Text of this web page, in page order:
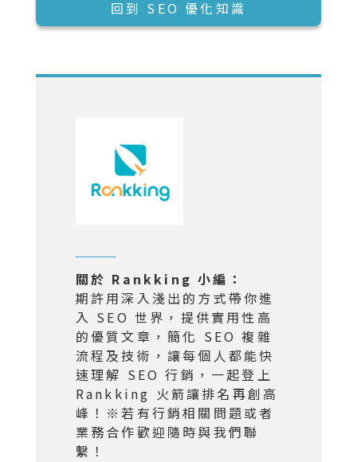
回到 SEO 優化知識
關於 Rankking 小編：
期許用深入淺出的方式帶你進
入 SEO 世界，提供實用性高
的優質文章，簡化 SEO 複雜
流程及技術，讓每個人都能快
速理解 SEO 行銷，一起登上
Rankking 火箭讓排名再創高
峰！※若有行銷相關問題或者
業務合作歡迎隨時與我們聯
繫！